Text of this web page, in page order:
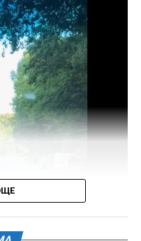
оперативно –
с
по трасето
превозни
въпрос предстои
на иззети в
продължават под
– Габрово.